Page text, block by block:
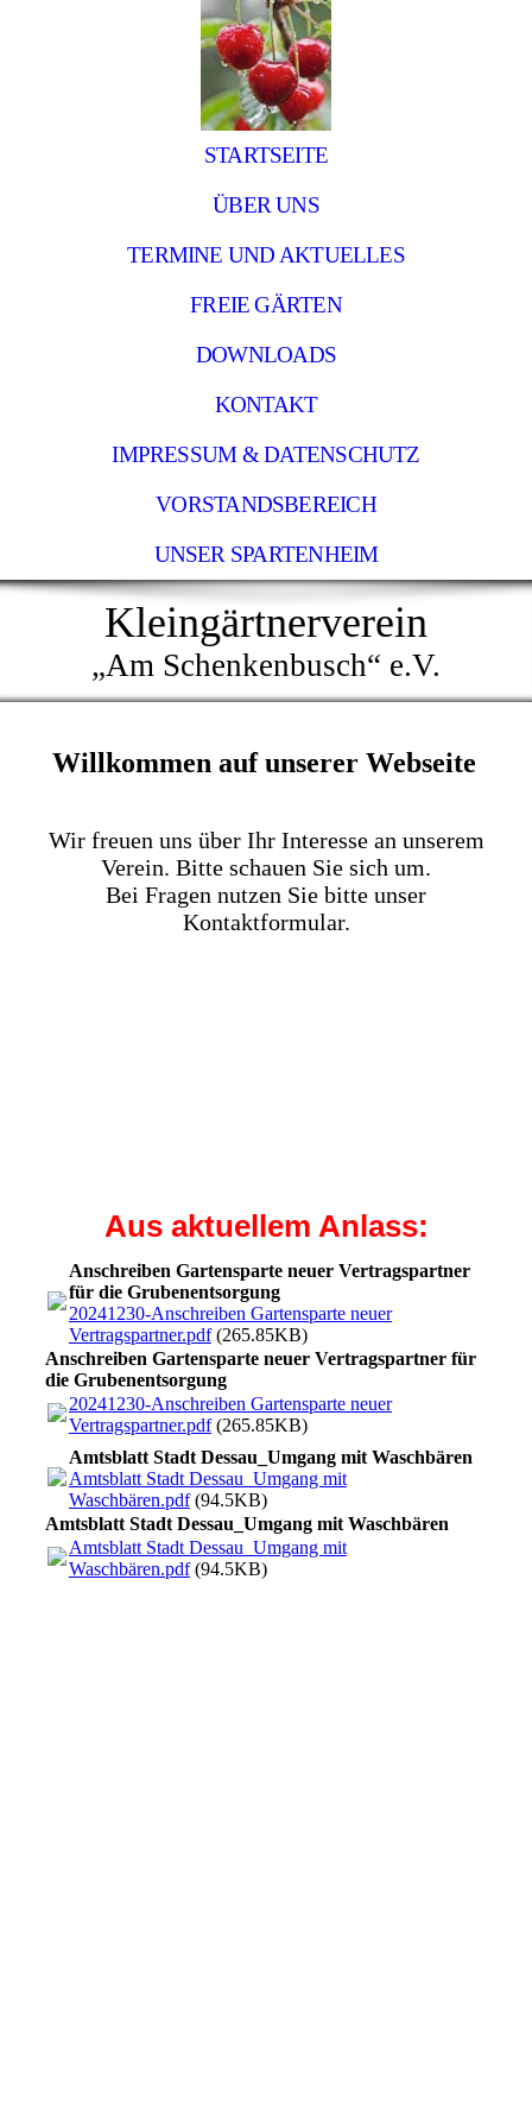
STARTSEITE
ÜBER UNS
TERMINE UND AKTUELLES
FREIE GÄRTEN
DOWNLOADS
KONTAKT
IMPRESSUM & DATENSCHUTZ
VORSTANDSBEREICH
UNSER SPARTENHEIM
Kleingärtnerverein
„Am Schenkenbusch“ e.V.
Willkommen auf unserer Webseite
Wir freuen uns über Ihr Interesse an unserem
Verein. Bitte schauen Sie sich um.
Bei Fragen nutzen Sie bitte unser
Kontaktformular.
Aus aktuellem Anlass:
Anschreiben Gartensparte neuer Vertragspartner
für die Grubenentsorgung
20241230-Anschreiben Gartensparte neuer
Vertragspartner.pdf(265.85KB)
Anschreiben Gartensparte neuer Vertragspartner für
die Grubenentsorgung
20241230-Anschreiben Gartensparte neuer
Vertragspartner.pdf(265.85KB)
Amtsblatt Stadt Dessau_Umgang mit Waschbären
Amtsblatt Stadt Dessau_Umgang mit
Waschbären.pdf(94.5KB)
Amtsblatt Stadt Dessau_Umgang mit Waschbären
Amtsblatt Stadt Dessau_Umgang mit
Waschbären.pdf(94.5KB)